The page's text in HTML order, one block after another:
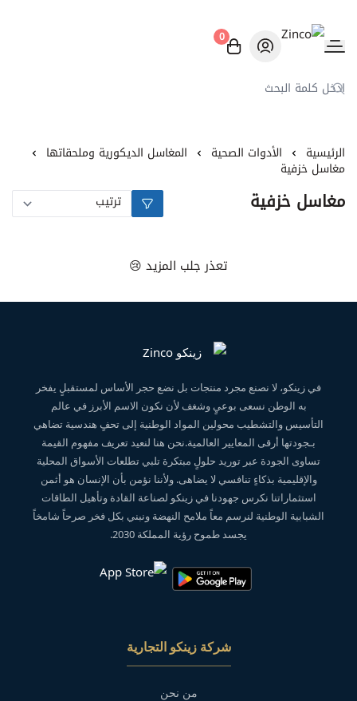
Zinco
0
الرئيسية الأدوات الصحية المغاسل الديكورية وملحقاتها
مغاسل خزفية
مغاسل خزفية
تعذر جلب المزيد 😢
في زينكو، لا نصنع مجرد منتجات بل نضع حجر الأساس لمستقبلٍ يفخر
به الوطن نسعى بوعيٍ وشغف لأن نكون الاسم الأبرز في عالم
التأسيس والتشطيب محولين المواد الوطنية إلى تحفٍ هندسية تضاهي
بـجودتها أرقى المعايير العالمية.نحن هنا لنعيد تعريف مفهوم القيمة
تساوى الجودة عبر توريد حلولٍ مبتكرة تلبي تطلعات الأسواق المحلية
والإقليمية بذكاءٍ تنافسي لا يضاهى. ولأننا نؤمن بأن الإنسان هو أثمن
استثماراتنا نكرس جهودنا في زينكو لصناعة القادة وتأهيل الطاقات
الشبابية الوطنية لنرسم معاً ملامح النهضة ونبني بكل فخر صرحاً شامخاً
يجسد طموح رؤية المملكة 2030.
شركة زينكو التجارية
من نحن